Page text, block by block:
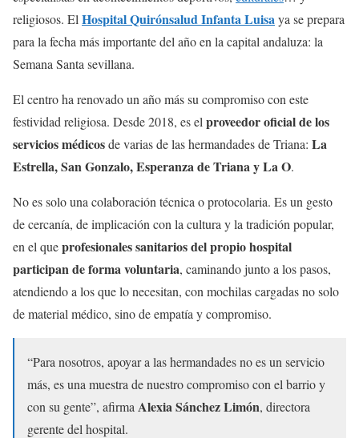
religiosos. El Hospital Quirónsalud Infanta Luisaya se prepara
para la fecha más importante del año en la capital andaluza: la
Semana Santa sevillana.
El centro ha renovado un año más su compromiso con este
festividad religiosa. Desde 2018, es el proveedor oficial de los
servicios médicosde varias de las hermandades de Triana: La
Estrella, San Gonzalo, Esperanza de Triana y La O.
No es solo una colaboración técnica o protocolaria. Es un gesto
de cercanía, de implicación con la cultura y la tradición popular,
en el queprofesionales sanitarios del propio hospital
participan de forma voluntaria, caminando junto a los pasos,
atendiendo a los que lo necesitan, con mochilas cargadas no solo
de material médico, sino de empatía y compromiso.
“Para nosotros, apoyar a las hermandades no es un servicio
más, es una muestra de nuestro compromiso con el barrio y
con su gente”, afirma Alexia Sánchez Limón, directora
gerente del hospital.